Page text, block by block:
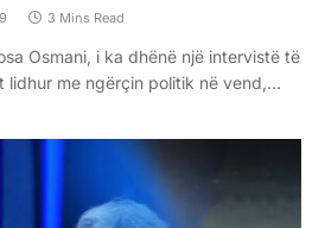
3 Mins Read
Osmani, i ka dhënë një intervistë të
lidhur me ngërçin politik në vend,…